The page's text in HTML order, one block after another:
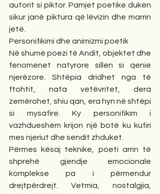
autorit si piktor. Pamjet poetike duken
sikur janë piktura që lëvizin dhe marrin
jetë.
Personifikimi dhe animizmi poetik
Në shumë poezi të Andit, objektet dhe
fenomenet natyrore sillen si qenie
njerëzore. Shtëpia dridhet nga të
ftohtit, nata vetëvritet, dera
zemërohet, shiu qan, era hyn në shtëpi
si mysafire. Ky personifikim i
vazhdueshëm krijon një botë ku kufiri
mes njeriut dhe sendit zhduket.
Përmes kësaj teknike, poeti arrin të
shprehë gjendje emocionale
komplekse pa i përmendur
drejtpërdrejt. Vetmia, nostalgjia,